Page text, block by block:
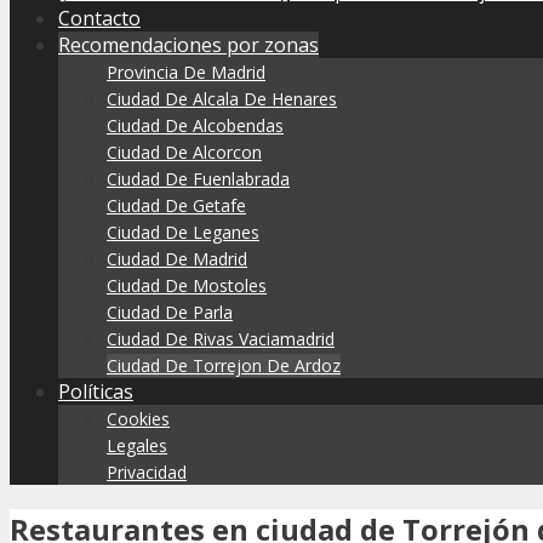
Contacto
Recomendaciones por zonas
Provincia De Madrid
Ciudad De Alcala De Henares
Ciudad De Alcobendas
Ciudad De Alcorcon
Ciudad De Fuenlabrada
Ciudad De Getafe
Ciudad De Leganes
Ciudad De Madrid
Ciudad De Mostoles
Ciudad De Parla
Ciudad De Rivas Vaciamadrid
Ciudad De Torrejon De Ardoz
Políticas
Cookies
Legales
Privacidad
Restaurantes en ciudad de Torrejón